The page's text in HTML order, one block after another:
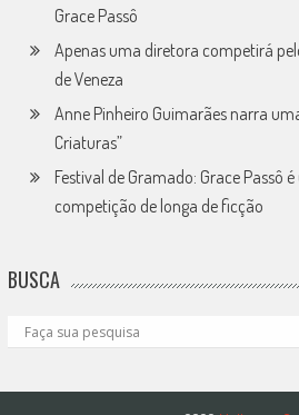
Grace Passô
Apenas uma diretora competirá
de Veneza
Anne Pinheiro Guimarães narra
Criaturas”
Festival de Gramado: Grace Passô
competição de longa de ficção
BUSCA